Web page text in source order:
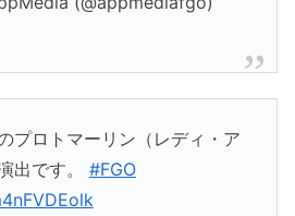
プロトマーリン（レディ・ア
出です。 #FGO